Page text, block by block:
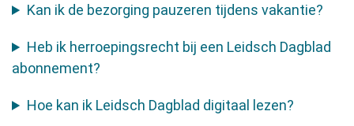
Kan ik de bezorging pauzeren tijdens vakantie?
Heb ik herroepingsrecht bij een Leidsch Dagblad
abonnement?
Hoe kan ik Leidsch Dagblad digitaal lezen?